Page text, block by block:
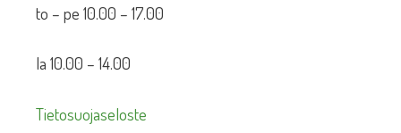
to – pe 10.00 – 17.00
la 10.00 – 14.00
Tietosuojaseloste